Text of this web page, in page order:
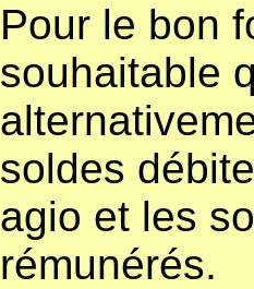
Pour le bon
souhaitable
soldes
agio et les
rémunérés.